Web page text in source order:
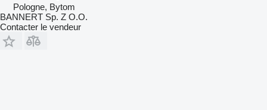
Pologne, Bytom
BANNERT Sp. Z O.O.
Contacter le vendeur